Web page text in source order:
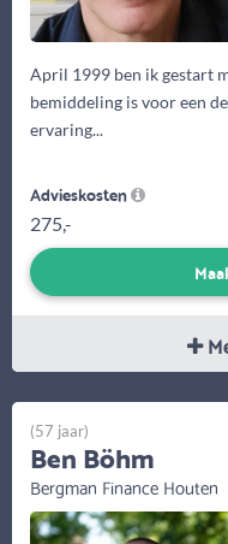
April 1999 ben ik gestart
bemiddeling is voor een
ervaring...
Advieskosten
275,-
(57 jaar)
Ben Böhm
Bergman Finance Houten